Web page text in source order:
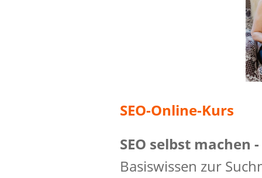
SEO-Online-Kurs
SEO selbst
Basiswissen zur